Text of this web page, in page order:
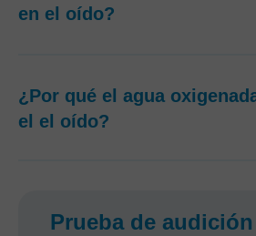
en el oído?
¿Por qué el agua
el el oído?
Prueba de